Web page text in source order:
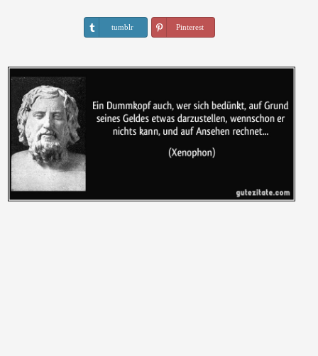
tumblr Pinterest